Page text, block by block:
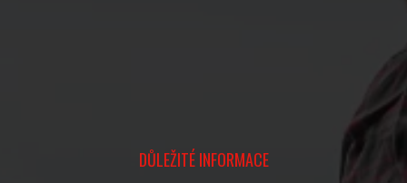
DŮLEŽITÉ INFORMACE